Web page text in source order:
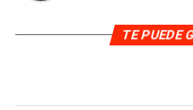
TE PUEDE